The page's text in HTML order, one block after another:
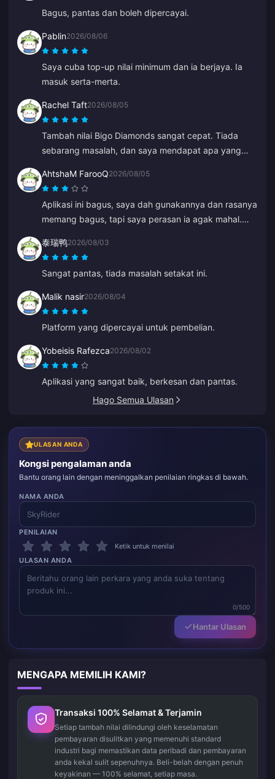
Bagus, pantas dan boleh dipercayai.
Pablin2026/08/06
Saya cuba top-up nilai minimum dan ia berjaya. Ia
masuk serta-merta.
Rachel Taft2026/08/05
Tambah nilai Bigo Diamonds sangat cepat. Tiada
sebarang masalah, dan saya mendapat apa yang
AhtshaM FarooQ2026/08/05
Aplikasi ini bagus, saya dah gunakannya dan rasanya
memang bagus, tapi saya perasan ia agak mahal.
beberapa tawaran yang menarik.
泰瑞鸭2026/08/03
Sangat pantas, tiada masalah setakat ini.
Malik nasir2026/08/04
Platform yang dipercayai untuk pembelian.
Yobeisis Rafezca2026/08/02
Aplikasi yang sangat baik, berkesan dan pantas.
Hago Semua Ulasan
ULASAN ANDA
Kongsi pengalaman anda
Bantu orang lain dengan meninggalkan penilaian ringkas di bawah.
NAMA ANDA
PENILAIAN
Ketik untuk menilai
ULASAN ANDA
0/500
Hantar Ulasan
MENGAPA MEMILIH KAMI?
Transaksi 100% Selamat & Terjamin
Setiap tambah nilai dilindungi oleh keselamatan
pembayaran disulitkan yang memenuhi standard
industri bagi memastikan data peribadi dan pembayaran
anda kekal sulit sepenuhnya. Beli-belah dengan penuh
keyakinan — 100% selamat, setiap masa.